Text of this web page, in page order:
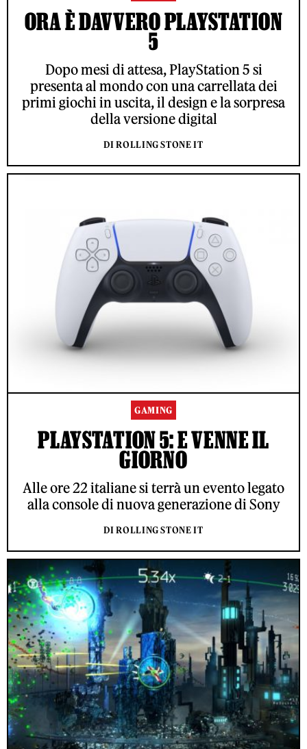
ORA È DAVVERO PLAYSTATION
5
Dopo mesi di attesa, PlayStation 5 si
presenta al mondo con una carrellata dei
primi giochi in uscita, il design e la sorpresa
della versione digital
DI ROLLING STONE IT
GAMING
PLAYSTATION 5: E VENNE IL
GIORNO
Alle ore 22 italiane si terrà un evento legato
alla console di nuova generazione di Sony
DI ROLLING STONE IT